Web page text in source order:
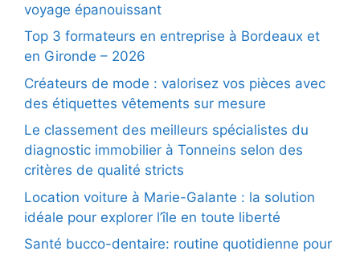
voyage épanouissant
Top 3 formateurs en entreprise à Bordeaux et
en Gironde – 2026
Créateurs de mode : valorisez vos pièces avec
des étiquettes vêtements sur mesure
Le classement des meilleurs spécialistes du
diagnostic immobilier à Tonneins selon des
critères de qualité stricts
Location voiture à Marie-Galante : la solution
idéale pour explorer l’île en toute liberté
Santé bucco-dentaire: routine quotidienne pour